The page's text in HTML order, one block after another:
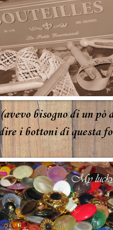
bisogno di un pò
i bottoni di questa